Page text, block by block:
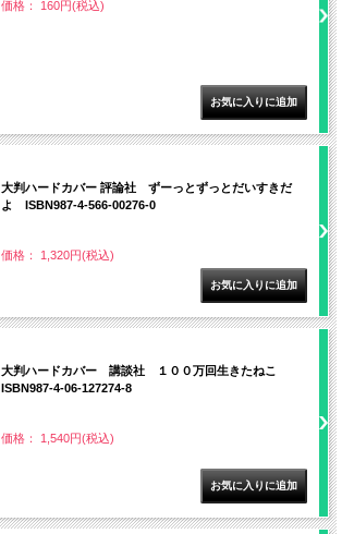
価格： 160円(税込)
大判ハードカバー 評論社 ずーっとずっとだいすきだ
よ ISBN987-4-566-00276-0
価格： 1,320円(税込)
大判ハードカバー 講談社 １００万回生きたねこ
ISBN987-4-06-127274-8
価格： 1,540円(税込)